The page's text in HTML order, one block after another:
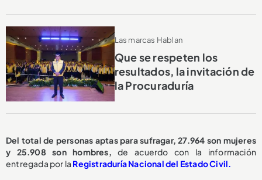
Las marcas Hablan
Que se respeten los
resultados, la invitación de
la Procuraduría
Del total de personas aptas para sufragar, 27.964 son mujeres
y 25.908 son hombres, de acuerdo con la información
entregada por la Registraduría Nacional del Estado Civil.